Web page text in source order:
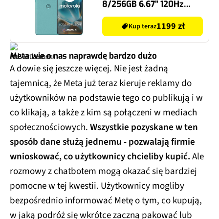
8/256GB 6.67" 120Hz
Turkusowy
Kup teraz1199 zł
Meta wie o nas naprawdę bardzo dużo
A dowie się jeszcze więcej. Nie jest żadną
tajemnicą, że Meta już teraz kieruje reklamy do
użytkowników na podstawie tego co publikują i w
co klikają, a także z kim są połączeni w mediach
społecznościowych.Wszystkie pozyskane w ten
sposób dane służą jednemu - pozwalają firmie
wnioskować, co użytkownicy chcieliby kupić.Ale
rozmowy z chatbotem mogą okazać się bardziej
pomocne w tej kwestii. Użytkownicy mogliby
bezpośrednio informować Metę o tym, co kupują,
w jaką podróż się wkrótce zaczną pakować lub